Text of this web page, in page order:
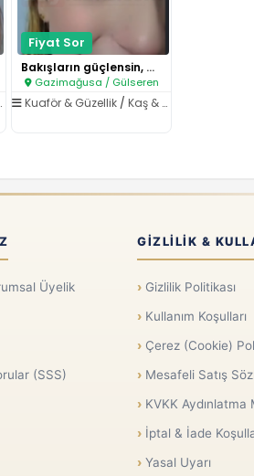
Fiyat Sor
Bakışların güçlensin, güzelliğ..
Gazimağusa / Gülseren
Kuaför & Güzellik /Kaş & Kirpik Laminasyonu
Üyelik
(SSS)
GIZLILIK &
Gizlilik Politikası
Kullanım Koşulları
Çerez (Cookie)
Mesafeli Satış
KVKK Aydınlatma
İptal & İade
Yasal Uyarı